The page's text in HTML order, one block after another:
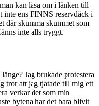
kan läsa om i länken till
inte ens FINNS reservdäck i
där skumma skummet som
inte alls tryggt.
Jag brukade protestera
tror att jag tjatade till mig ett
verkar det som min
bytena har det bara blivit